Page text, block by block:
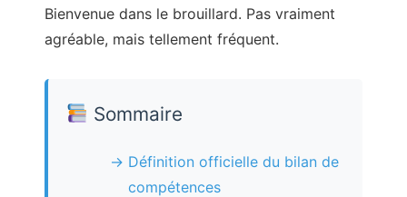
Bienvenue dans le brouillard. Pas vraiment
agréable, mais tellement fréquent.
Sommaire
Définition officielle du bilan de
compétences